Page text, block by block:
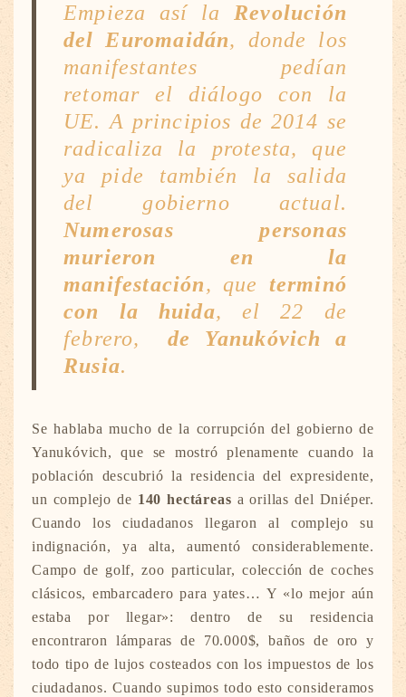
Empieza así la Revolución
del Euromaidán, donde los
manifestantes pedían
retomar el diálogo con la
UE. A principios de 2014 se
radicaliza la protesta, que
ya pide también la salida
del gobierno actual.
Numerosas personas
murieron en la
manifestación, que terminó
con la huida, el 22 de
febrero, de Yanukóvich a
Rusia.
Se hablaba mucho de la corrupción del gobierno de
Yanukóvich, que se mostró plenamente cuando la
población descubrió la residencia del expresidente,
un complejo de 140 hectáreas a orillas del Dniéper.
Cuando los ciudadanos llegaron al complejo su
indignación, ya alta, aumentó considerablemente.
Campo de golf, zoo particular, colección de coches
clásicos, embarcadero para yates… Y «lo mejor aún
estaba por llegar»: dentro de su residencia
encontraron lámparas de 70.000$, baños de oro y
todo tipo de lujos costeados con los impuestos de los
ciudadanos. Cuando supimos todo esto consideramos